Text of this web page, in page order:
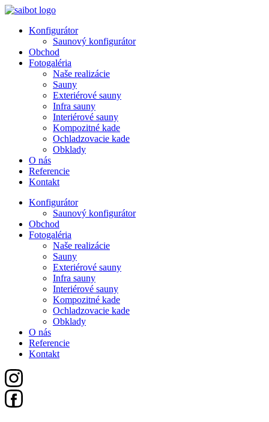
Preskočiť
obsah
Konfigurátor
Saunový konfigurátor
Obchod
Fotogaléria
Naše realizácie
Sauny
Exteriérové sauny
Infra sauny
Interiérové sauny
Kompozitné kade
Ochladzovacie kade
Obklady
O nás
Referencie
Kontakt
Konfigurátor
Saunový konfigurátor
Obchod
Fotogaléria
Naše realizácie
Sauny
Exteriérové sauny
Infra sauny
Interiérové sauny
Kompozitné kade
Ochladzovacie kade
Obklady
O nás
Referencie
Kontakt